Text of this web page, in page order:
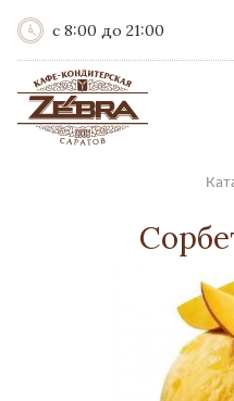
с 8:00 до 21:00